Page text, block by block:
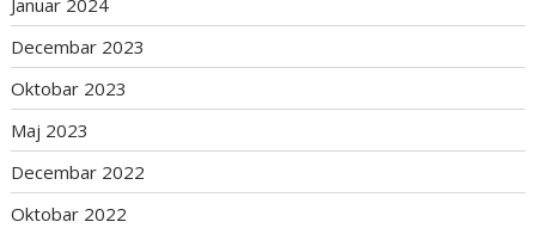
Januar 2024
Decembar 2023
Oktobar 2023
Maj 2023
Decembar 2022
Oktobar 2022